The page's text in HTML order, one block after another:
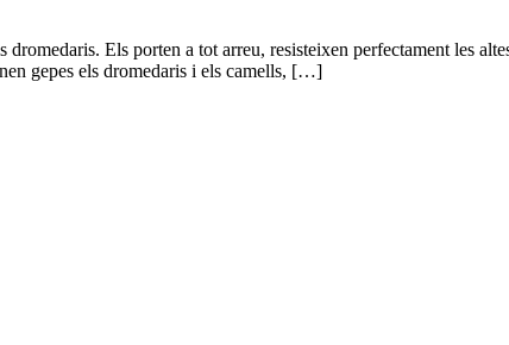
Els porten a tot arreu, resisteixen perfectament les
gepes els dromedaris i els camells, […]